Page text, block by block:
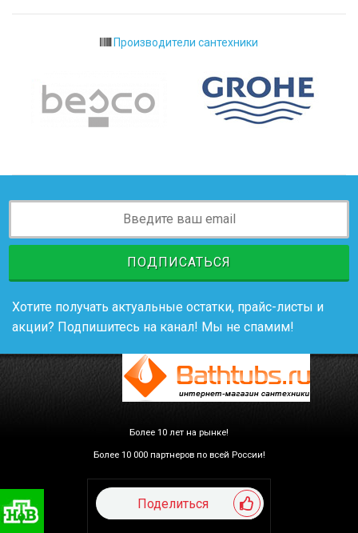
Производители сантехники
ПОДПИСАТЬСЯ
Хотите получать актуальные остатки, прайс-листы и
акции? Подпишитесь на канал! Мы не спамим!
Более 10 лет на рынке!
Более 10 000 партнеров по всей России!
Поделиться
Сантехника «Санмаркет»
на телеканале «НТВ»